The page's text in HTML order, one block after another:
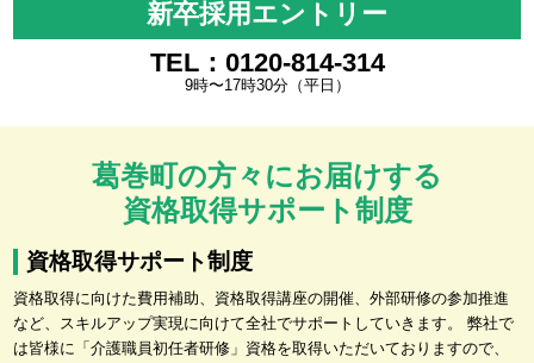
新卒採用エントリー
TEL：0120-814-314
9時〜17時30分（平日）
葛巻町の方々にお届けする
資格取得サポート制度
資格取得サポート制度
資格取得に向けた費用補助、資格取得講座の開催、外部研修の参加推進
など、スキルアップ実現に向けて全社でサポートしていきます。 弊社で
は皆様に「介護職員初任者研修」資格を取得いただいておりますので、